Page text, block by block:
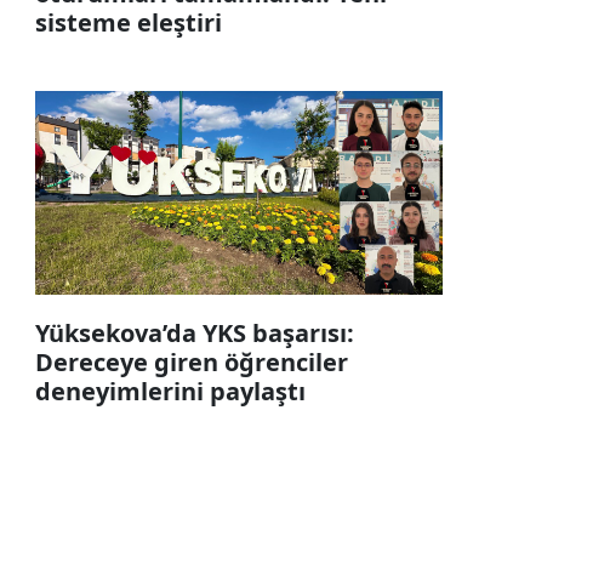
sisteme eleştiri
Yüksekova’da YKS başarısı:
Dereceye giren öğrenciler
deneyimlerini paylaştı